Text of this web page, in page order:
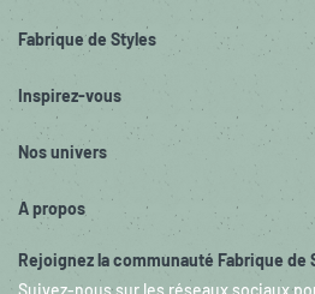
Fabrique de Styles
Inspirez-vous
Nos univers
A propos
Rejoignez la communauté Fabrique de
Suivez-nous sur les réseaux sociaux